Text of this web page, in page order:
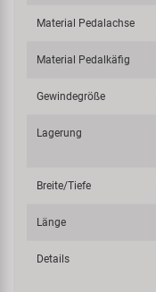
Material Pedalachse
Material Pedalkäfig
Gewindegröße
Lagerung
Breite/Tiefe
Länge
Details